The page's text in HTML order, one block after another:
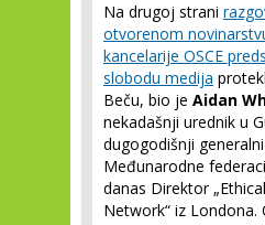
Na drugoj strani
otvorenom
kancelarije OSCE
slobodu medija
Beču, bio je Aidan
nekadašnji urednik u
dugogodišnji
Međunarodne
danas Direktor
Network“ iz Londona.